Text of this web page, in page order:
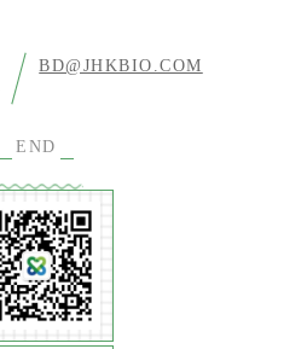
BD@JHKBIO.COM
END